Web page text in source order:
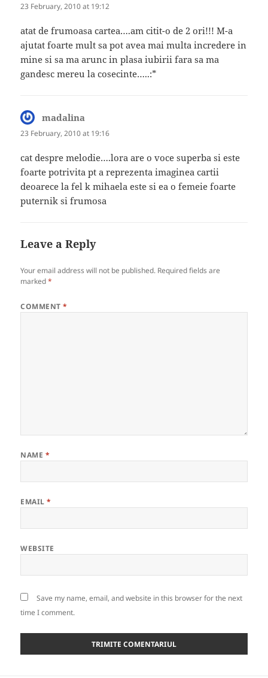
23 February, 2010 at 19:12
atat de frumoasa cartea….am citit-o de 2 ori!!! M-a
ajutat foarte mult sa pot avea mai multa incredere in
mine si sa ma arunc in plasa iubirii fara sa ma
gandesc mereu la cosecinte…..:*
madalina
23 February, 2010 at 19:16
cat despre melodie….lora are o voce superba si este
foarte potrivita pt a reprezenta imaginea cartii
deoarece la fel k mihaela este si ea o femeie foarte
puternik si frumosa
Leave a Reply
Your email address will not be published. Required fields are
marked*
COMMENT*
NAME *
EMAIL*
WEBSITE
Save my name, email, and website in this browser for the next
time I comment.